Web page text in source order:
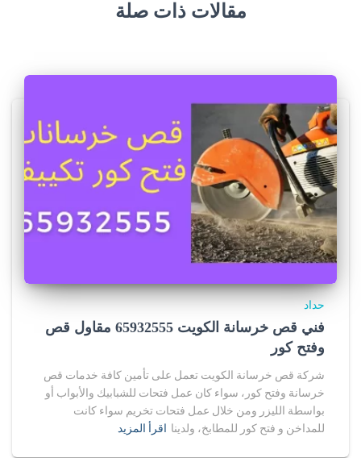
مقالات ذات صلة
حداد
فني قص خرسانة الكويت 65932555 مقاول قص
وفتح كور
شركة قص خرسانة الكويت تعمل على تأمين كافة خدمات قص
خرسانة وفتح كور، سواء كان عمل فتحات للشبابيك والأبواب أو
بواسطة الليزر ومن خلال عمل فتحات تخريم سواء كانت
للمداخن و فتح كور للمطابخ، ولدينا اقرأ المزيد